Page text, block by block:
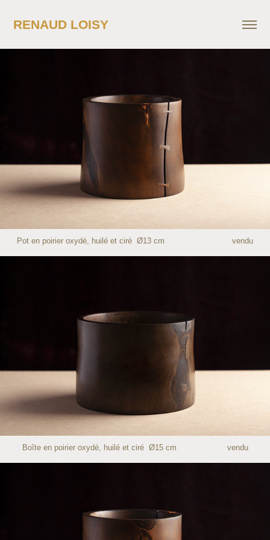
RENAUD LOISY
Pot en poirier oxydé, huilé et ciré Ø13 cm vendu
Boîte en poirier oxydé, huilé et ciré Ø15 cm vendu